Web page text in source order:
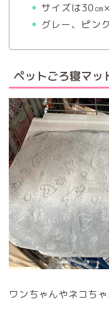
サイズは30㎝
グレー、ピン
ペットごろ寝マッ
ワンちゃんやネコち